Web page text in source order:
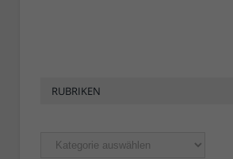
RUBRIKEN
Rubriken